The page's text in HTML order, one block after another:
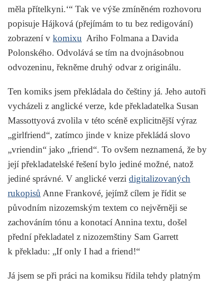
měla přítelkyni.‘“ Tak ve výše zmíněném rozhovoru
popisuje Hájková (přejímám to tu bez redigování)
zobrazení v komixu Ariho Folmana a Davida
Polonského. Odvolává se tím na dvojnásobnou
odvozeninu, řekněme druhý odvar z originálu.
Ten komiks jsem překládala do češtiny já. Jeho autoři
vycházeli z anglické verze, kde překladatelka Susan
Massottyová zvolila v této scéně explicitnější výraz
„girlfriend“, zatímco jinde v knize překládá slovo
„vriendin“ jako „friend“. To ovšem neznamená, že by
její překladatelské řešení bylo jediné možné, natož
jediné správné. V anglické verzi digitalizovaných
rukopisů Anne Frankové, jejímž cílem je řídit se
původním nizozemským textem co nejvěrněji se
zachováním tónu a konotací Annina textu, došel
přední překladatel z nizozemštiny Sam Garrett
k překladu: „If only I had a friend!“
Já jsem se při práci na komiksu řídila tehdy platným